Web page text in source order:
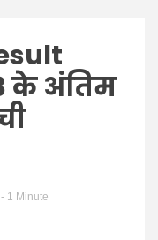
के अंतिम
- 1 Minute